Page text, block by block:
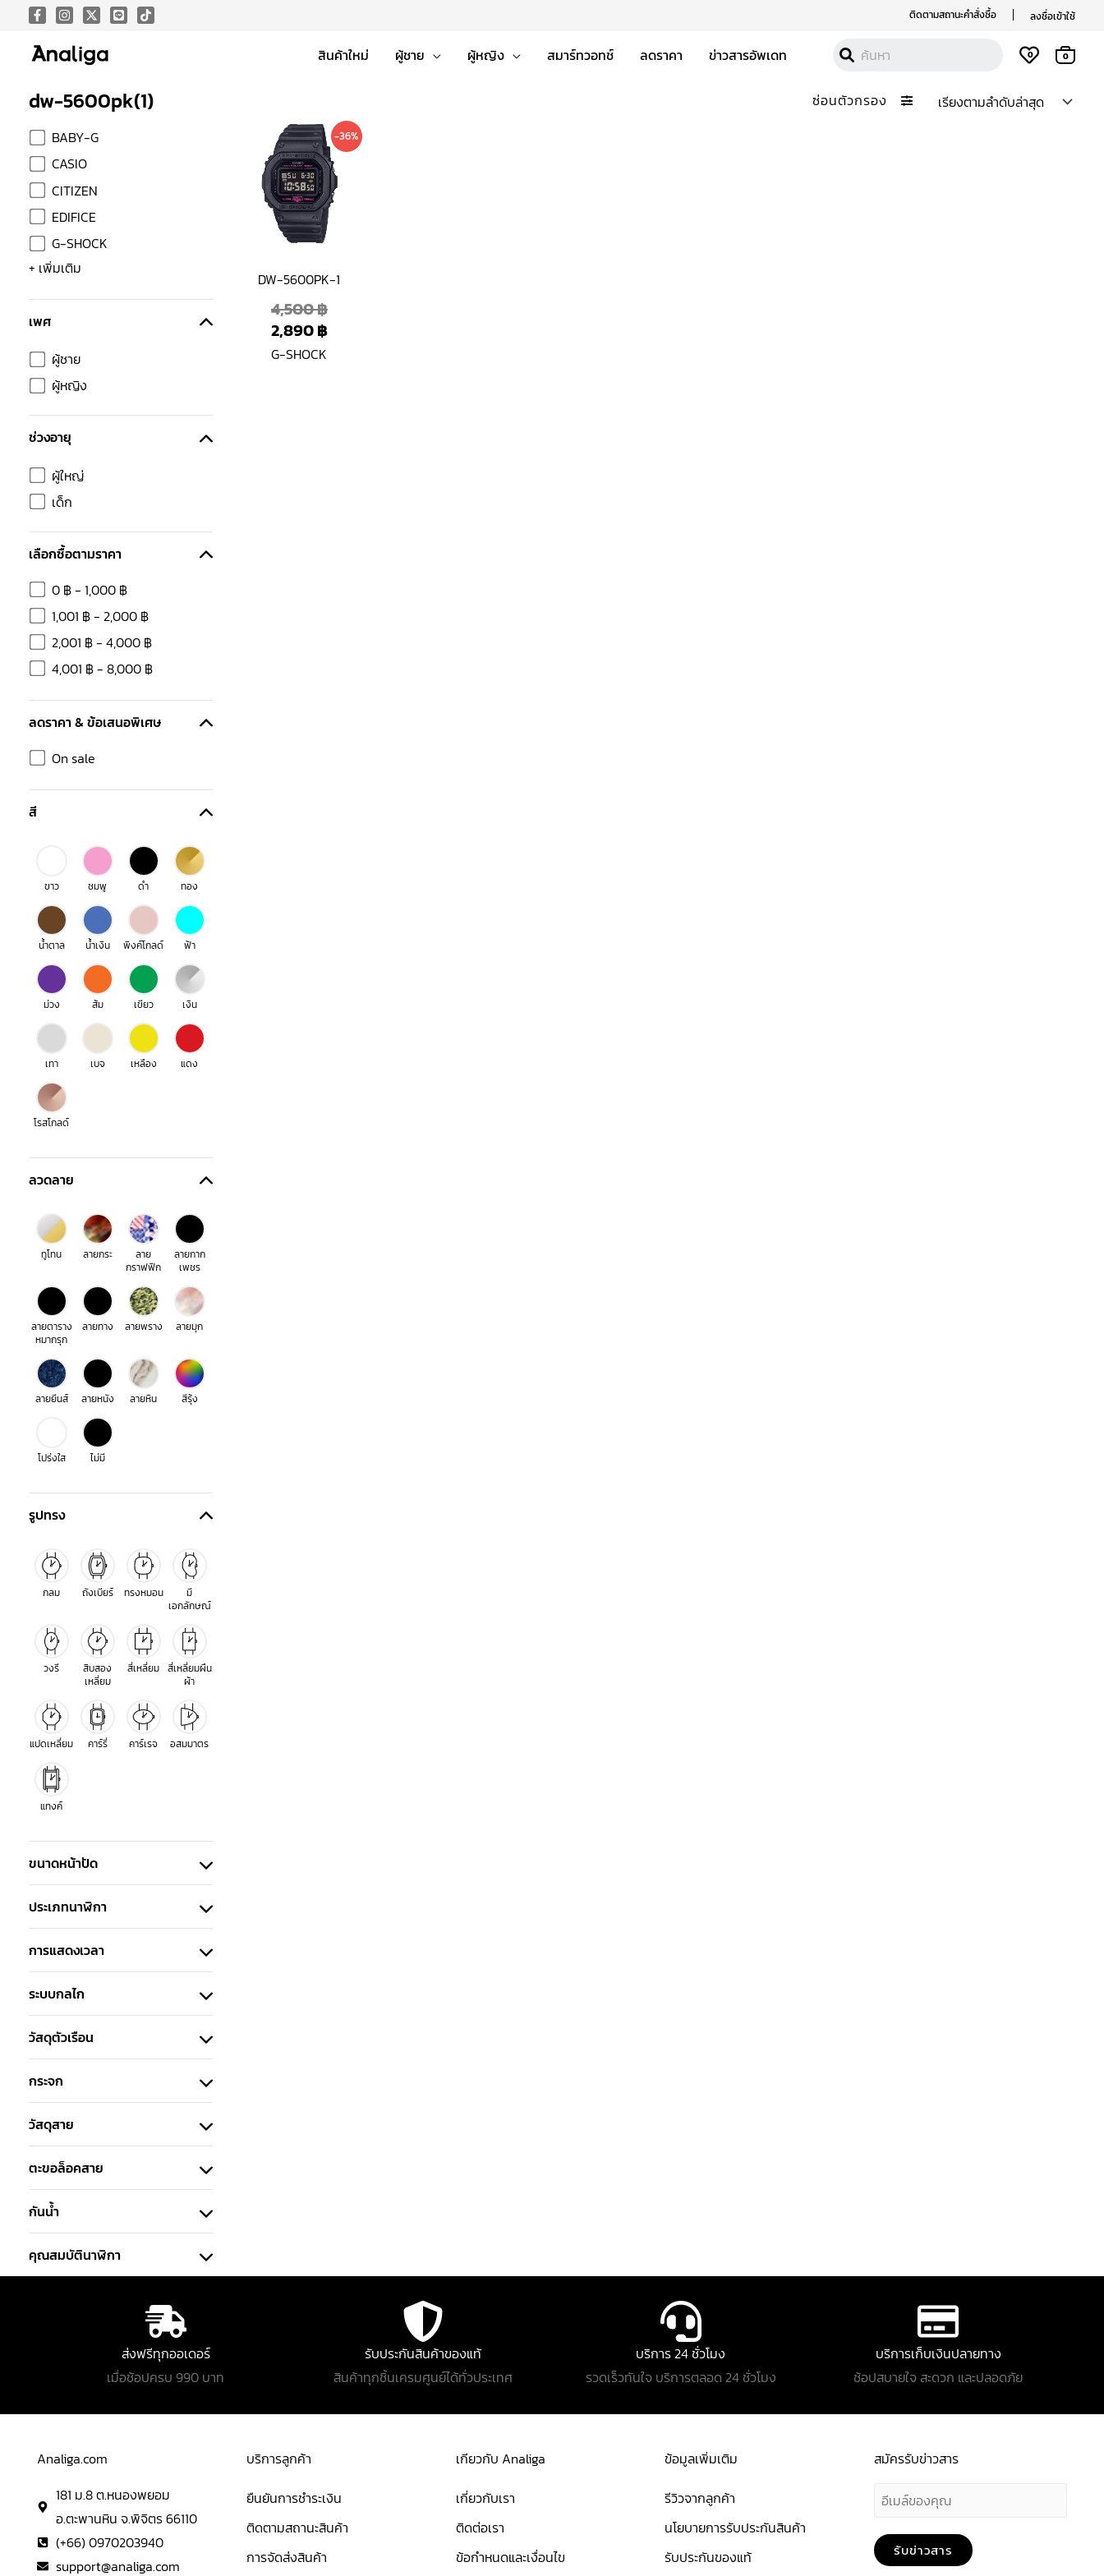
content
ติดตามสถานะคำสั่งซื้อ ลงชื่อเข้าใช้
สินค้าใหม่ ผู้ชาย ผู้หญิง สมาร์ทวอทช์ ลดราคา ข่าวสารอัพเดท 0 0
dw-5600pk(1)
ซ่อนตัวกรอง
BABY-G
CASIO
CITIZEN
EDIFICE
G-SHOCK
+ เพิ่มเติม
เพศ
ผู้ชาย
ผู้หญิง
ช่วงอายุ
ผู้ใหญ่
เด็ก
เลือกซื้อตามราคา
0 ฿- 1,000 ฿
1,001 ฿- 2,000 ฿
2,001 ฿- 4,000 ฿
4,001 ฿- 8,000 ฿
ลดราคา & ข้อเสนอพิเศษ
On sale
สี
ขาว ชมพู ดำ ทอง
น้ำตาล น้ำเงิน พิงค์โกลด์ ฟ้า
ม่วง ส้ม เขียว เงิน
เทา เบจ เหลือง แดง
โรสโกลด์
ลวดลาย
ทูโทน ลายกระ
ลาย
กราฟฟิก
ลายกาก
เพชร
ลายตาราง
หมากรุก
ลายทาง ลายพราง ลายมุก
ลายยีนส์ ลายหนัง ลายหิน สีรุ้ง
โปร่งใส ไม่มี
รูปทรง
กลม ถังเบียร์ ทรงหมอน
มี
เอกลักษณ์
วงรี
สิบสอง
เหลี่ยม
สี่เหลี่ยม สี่เหลี่ยมผืน
ผ้า
แปดเหลี่ยม คาร์รี่ คาร์เรจ อสมมาตร
แทงค์
ขนาดหน้าปัด
ประเภทนาฬิกา
การแสดงเวลา
ระบบกลไก
วัสดุตัวเรือน
กระจก
วัสดุสาย
ตะขอล็อคสาย
กันน้ำ
คุณสมบัตินาฬิกา
-36%
DW-5600PK-1
4,500฿
Original
price
was:
4,500 ฿.
2,890฿
Current
price
is:
2,890 ฿.
G-SHOCK
ส่งฟรีทุกออเดอร์
เมื่อช้อปครบ 990 บาท
รับประกันสินค้าของแท้
สินค้าทุกชิ้นเครมศูนย์ได้ทั่วประเทศ
บริการ 24 ชั่วโมง
รวดเร็วทันใจ บริการตลอด 24 ชั่วโมง
บริการเก็บเงินปลายทาง
ช้อปสบายใจ สะดวก และปลอดภัย
Analiga.com
181 ม.8 ต.หนองพยอม
อ.ตะพานหิน จ.พิจิตร 66110
(+66) 0970203940
support@analiga.com
บริการลูกค้า
ยืนยันการชำระเงิน
ติดตามสถานะสินค้า
การจัดส่งสินค้า
เกียวกับ Analiga
เกี่ยวกับเรา
ติดต่อเรา
ข้อกำหนดและเงื่อนไข
ข้อมูลเพิ่มเติม
รีวิวจากลูกค้า
นโยบายการรับประกันสินค้า
รับประกันของแท้
สมัครรับข่าวสาร
a
i
รับข่าวสาร